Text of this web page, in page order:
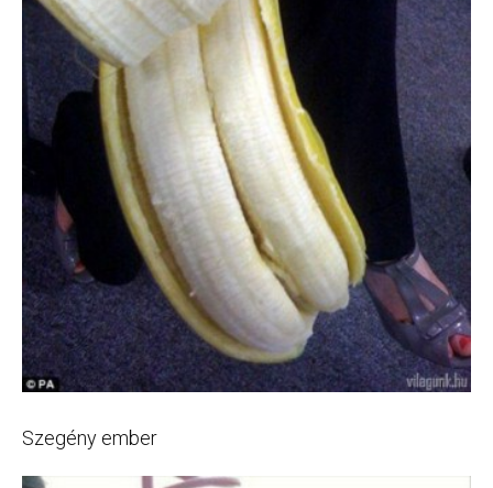
Szegény ember